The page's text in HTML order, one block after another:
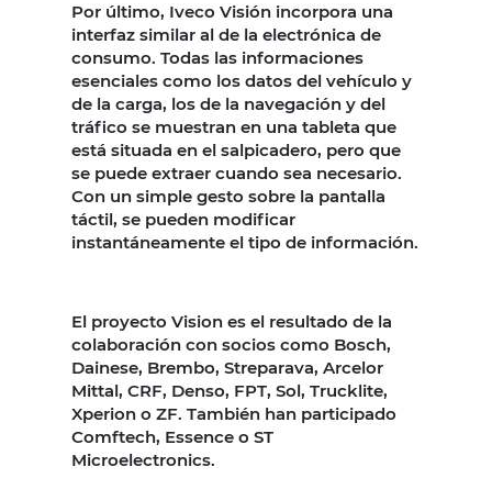
Por último, Iveco Visión incorpora una
interfaz similar al de la electrónica de
consumo. Todas las informaciones
esenciales como los datos del vehículo y
de la carga, los de la navegación y del
tráfico se muestran en una tableta que
está situada en el salpicadero, pero que
se puede extraer cuando sea necesario.
Con un simple gesto sobre la pantalla
táctil, se pueden modificar
instantáneamente el tipo de información.
El proyecto Vision es el resultado de la
colaboración con socios como Bosch,
Dainese, Brembo, Streparava, Arcelor
Mittal, CRF, Denso, FPT, Sol, Trucklite,
Xperion o ZF. También han participado
Comftech, Essence o ST
Microelectronics.